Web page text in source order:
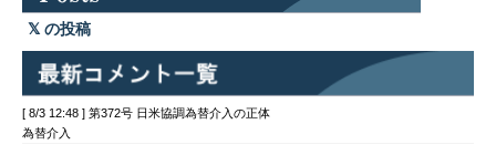
の投稿
[ 8/3 12:48 ] 第372号 日米協調為替介入の正体
為替介入